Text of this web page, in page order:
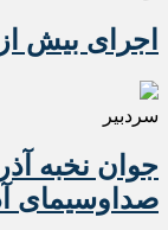
اجرای بیش از ۱۵۰ برنامه فرهنگی در اهر
سردبیر
جوان نخبه
صداوسیمای